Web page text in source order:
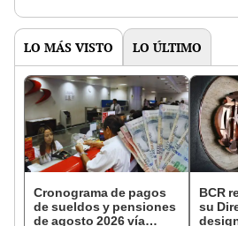
LO MÁS VISTO LO ÚLTIMO
Cronograma de pagos
de sueldos y pensiones
de agosto 2026 vía
BCR
su